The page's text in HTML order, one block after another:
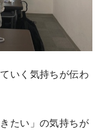
いく気持ちが伝わ
たい」の気持ちが